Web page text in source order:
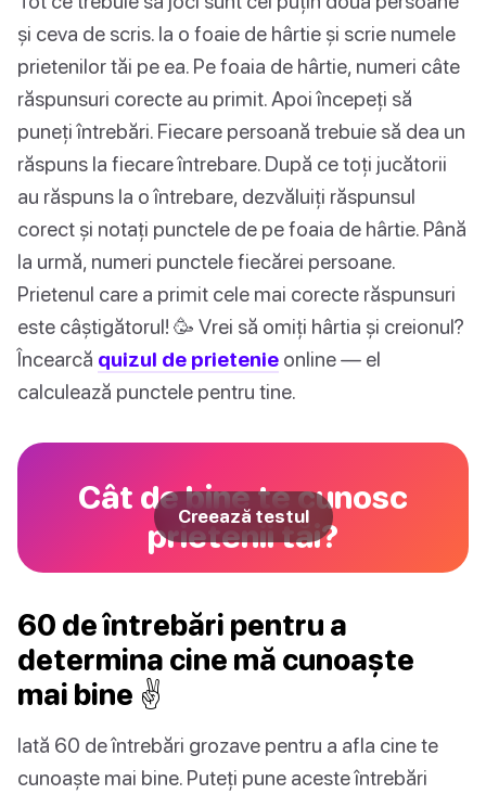
și ceva de scris. Ia o foaie de hârtie și scrie numele
prietenilor tăi pe ea. Pe foaia de hârtie, numeri câte
răspunsuri corecte au primit. Apoi începeți să
puneți întrebări. Fiecare persoană trebuie să dea un
răspuns la fiecare întrebare. După ce toți jucătorii
au răspuns la o întrebare, dezvăluiți răspunsul
corect și notați punctele de pe foaia de hârtie. Până
la urmă, numeri punctele fiecărei persoane.
Prietenul care a primit cele mai corecte răspunsuri
este câștigătorul! 🥳 Vrei să omiți hârtia și creionul?
Încearcă quizul de prietenie online — el
calculează punctele pentru tine.
Cât de bine te cunosc
prietenii tăi?
Creează testul
60 de întrebări pentru a
determina cine mă cunoaște
mai bine ✌️
Iată 60 de întrebări grozave pentru a afla cine te
cunoaște mai bine. Puteți pune aceste întrebări